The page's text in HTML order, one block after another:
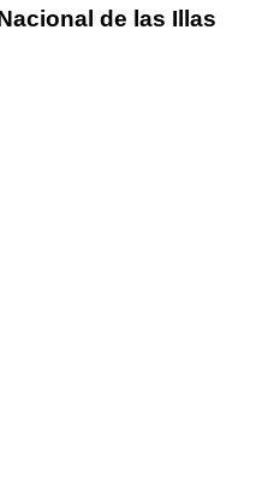
de las Illas